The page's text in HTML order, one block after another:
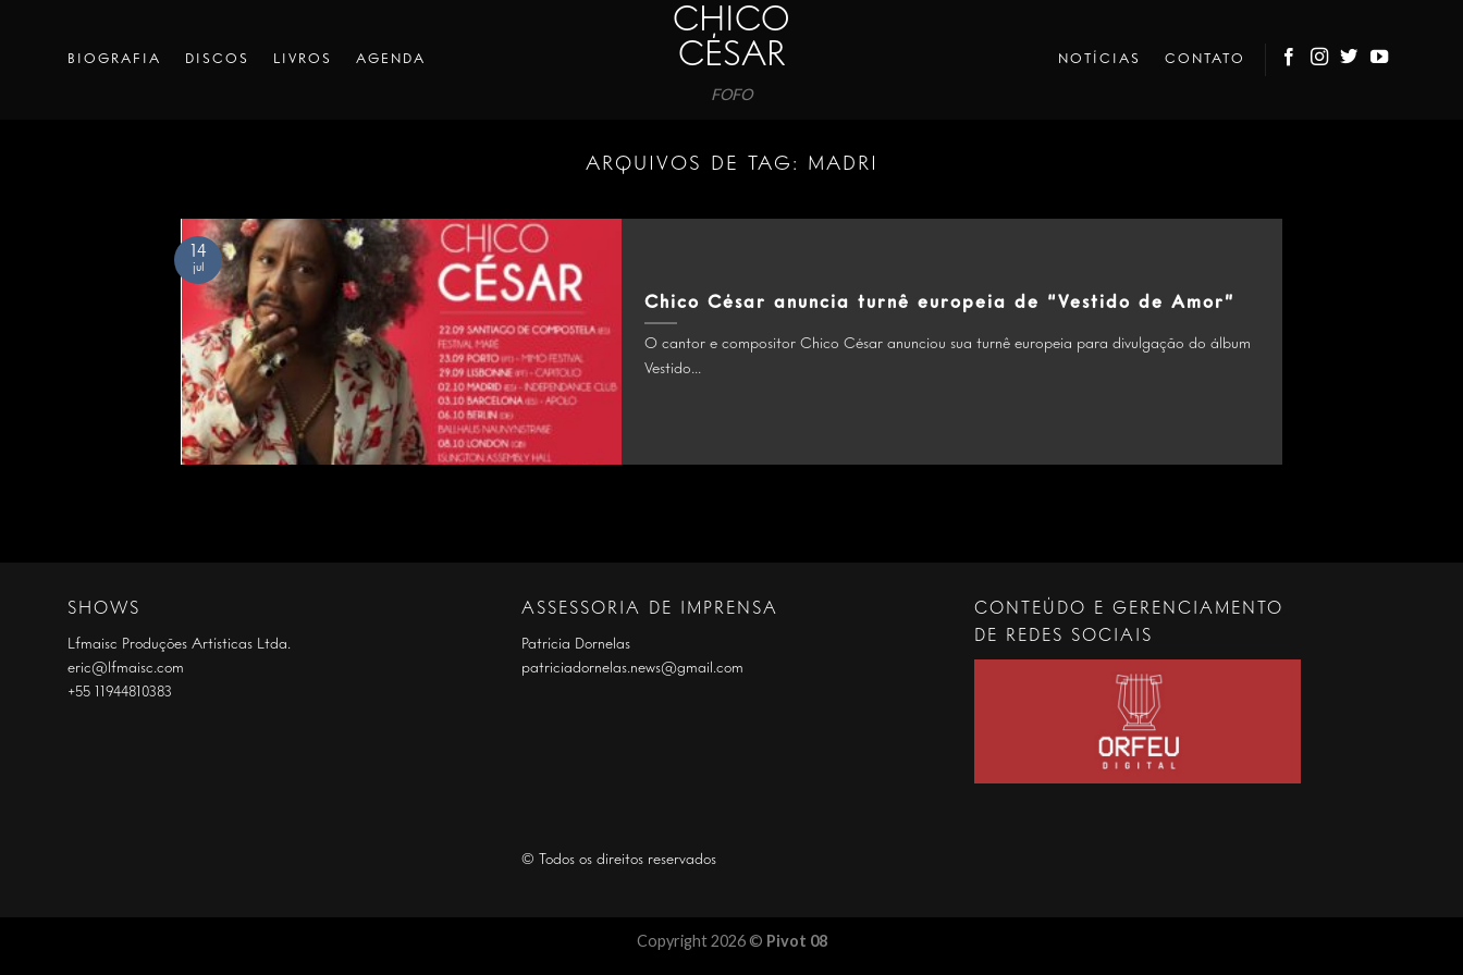
CHICO
CÉSAR
FOFO
BIOGRAFIA DISCOS LIVROS AGENDA NOTÍCIAS CONTATO
ARQUIVOS DE TAG: MADRI
Chico César anuncia turnê europeia de “Vestido de Amor”
O cantor e compositor Chico César anunciou sua turnê europeia para divulgação do álbum
Vestido...
14
jul
SHOWS
Lfmaisc Produções Artísticas Ltda.
eric@lfmaisc.com
+55 11944810383
ASSESSORIA DE IMPRENSA
Patrícia Dornelas
patriciadornelas.news@gmail.com
© Todos os direitos reservados
CONTEÚDO E GERENCIAMENTO
DE REDES SOCIAIS
Copyright 2026 © Pivot 08